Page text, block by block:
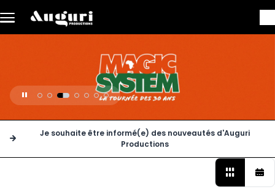
1 2 3 4 5 6 7
Je souhaite être informé(e) des nouveautés d'Auguri
Productions